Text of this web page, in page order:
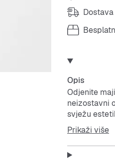
Opis
Odjenite
neizostavni
svježu
Windrunner,
osvježenim
flisa Tech.
Prikaži više